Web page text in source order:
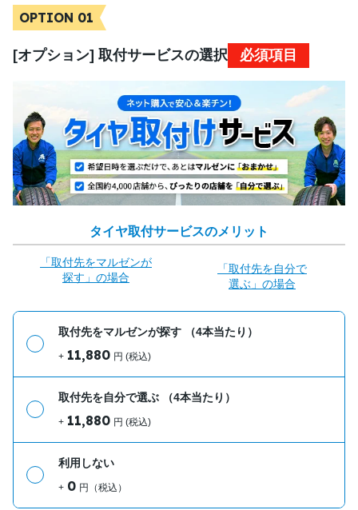
OPTION 01
[オプション] 取付サービスの選択 必須項目
タイヤ取付サービスのメリット
「取付先をマルゼンが
探す」の場合
「取付先を自分で
選ぶ」の場合
取付先をマルゼンが探す （4本当たり）
+ 11,880 円 (税込)
取付先を自分で選ぶ （4本当たり）
+ 11,880 円 (税込)
利用しない
+ 0 円（税込）